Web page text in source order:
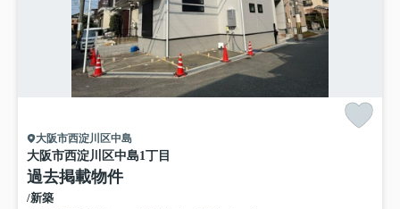
大阪市西淀川区中島
大阪市西淀川区中島1丁目
過去掲載物件
/新築